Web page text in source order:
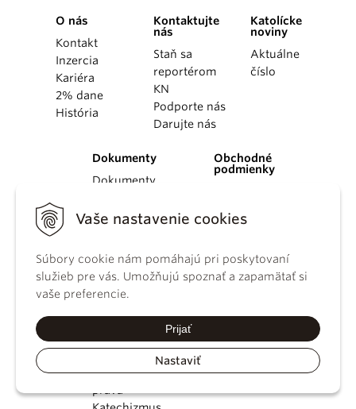
Vaše nastavenie cookies
Súbory cookie nám pomáhajú pri poskytovaní
služieb pre vás. Umožňujú spoznať a zapamätať si
vaše preferencie.
Prijať
Nastaviť
O nás
Kontakt
Inzercia
Kariéra
2% dane
História
Kontaktujte
nás
Staň sa
reportérom
KN
Podporte nás
Darujte nás
Katolícke
noviny
Aktuálne
číslo
Dokumenty
Dokumenty
Dokumenty
vatikánsky
koncil
Dokumenty
kánonického
práva
Obchodné
podmienky
vydanie
Obchodné
GDPR
Používanie